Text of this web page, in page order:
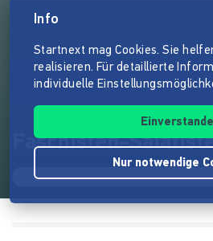
Faschisten-
Info
Startnext mag Cookies. Sie
realisieren. Für detaillierte
individuelle
Nur notwendige